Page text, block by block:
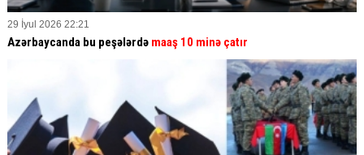
29 İyul 2026 22:21
Azərbaycanda bu peşələrdə maaş 10 minə çatır